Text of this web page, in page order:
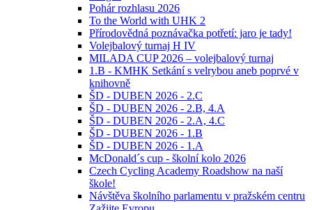
Pohár rozhlasu 2026
To the World with UHK 2
Přírodovědná poznávačka potřetí: jaro je tady!
Volejbalový turnaj H IV
MILADA CUP 2026 – volejbalový turnaj
1.B - KMHK Setkání s velrybou aneb poprvé v
knihovně
ŠD - DUBEN 2026 - 2.C
ŠD - DUBEN 2026 - 2.B, 4.A
ŠD - DUBEN 2026 - 2.A, 4.C
ŠD - DUBEN 2026 - 1.B
ŠD - DUBEN 2026 - 1.A
McDonald´s cup - školní kolo 2026
Czech Cycling Academy Roadshow na naší
škole!
Návštěva školního parlamentu v pražském centru